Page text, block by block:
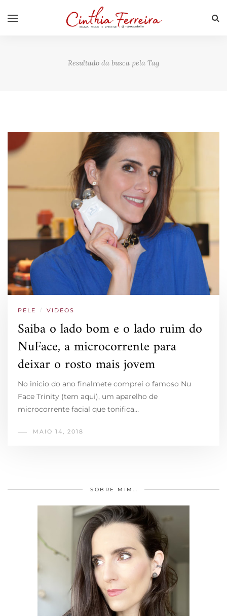
Resultado da busca pela Tag
PELE / VIDEOS
Saiba o lado bom e o lado ruim do
NuFace, a microcorrente para
deixar o rosto mais jovem
No inicio do ano finalmete comprei o famoso Nu
Face Trinity (tem aqui), um aparelho de
microcorrente facial que tonifica…
MAIO 14, 2018
SOBRE MIM…